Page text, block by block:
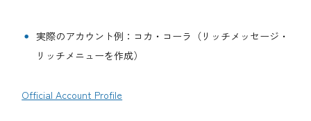
実際のアカウント例：コカ・コーラ（リッチメッセージ・
リッチメニューを作成）
Official Account Profile